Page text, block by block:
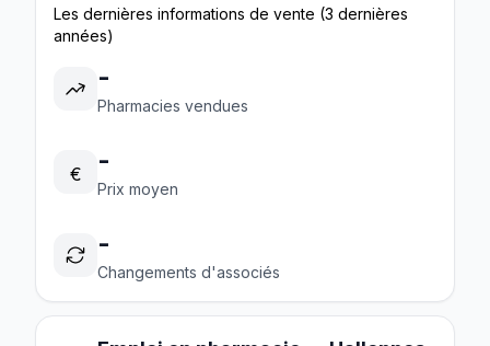
Les dernières informations de vente (3 dernières
années)
-
Pharmacies vendues
€ -
Prix moyen
-
Changements d'associés